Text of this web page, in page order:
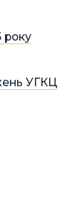
року
УГКЦ